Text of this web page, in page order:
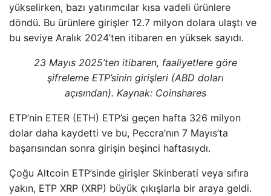
yükselirken, bazı yatırımcılar kısa vadeli ürünlere
döndü. Bu ürünlere girişler 12.7 milyon dolara ulaştı ve
bu seviye Aralık 2024’ten itibaren en yüksek sayıdı.
23 Mayıs 2025’ten itibaren, faaliyetlere göre
şifreleme ETP’sinin girişleri (ABD doları
açısından). Kaynak: Coinshares
ETP’nin ETER (ETH) ETP’si geçen hafta 326 milyon
dolar daha kaydetti ve bu, Peccra’nın 7 Mayıs’ta
başarısından sonra girişin beşinci haftasıydı.
Çoğu Altcoin ETP’sinde girişler Skinberati veya sıfıra
yakın, ETP XRP (XRP) büyük çıkışlarla bir araya geldi.